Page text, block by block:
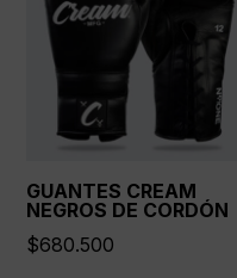
GUANTES CREAM
NEGROS DE CORDÓN
$680.500